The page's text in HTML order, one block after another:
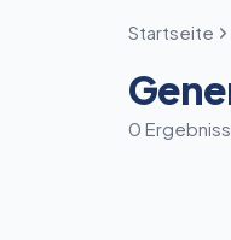
Startseite
0